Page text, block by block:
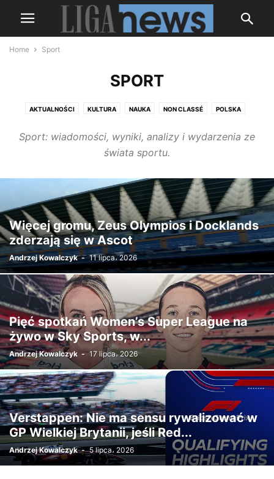
Home Sport
SPORT
AKTUALNOŚCI KULTURA NAUKA NON CLASSÉ POLSKA
Sport: wiadomości, wyniki, analizy i wydarzenia ze
świata sportu.
Więcej gromu, Zeus Olympios i Docklands
zderzają się w Ascot
Andrzej Kowalczyk - 11 lipca، 2026
Pięć spotkań Women’s Super League na
żywo w Sky Sports, w...
Andrzej Kowalczyk - 17 lipca، 2026
Verstappen: Nie ma sensu rywalizować w
GP Wielkiej Brytanii, jeśli Red...
Andrzej Kowalczyk - 5 lipca، 2026